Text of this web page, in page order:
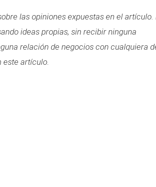
las opiniones expuestas en el artículo.
ideas propias, sin recibir ninguna
relación de negocios con cualquiera
este artículo.